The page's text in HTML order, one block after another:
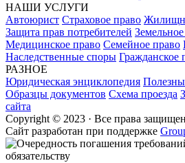
НАШИ УСЛУГИ
Автоюрист Страховое право
Защита прав потребителей
Медицинское право Семейное право
Наследственные споры Гражданское
РАЗНОЕ
Юридическая энциклопедия
Образцы документов Схема проезда
сайта
Copyright © 2023 · Все права
Cайт разработан при поддержке